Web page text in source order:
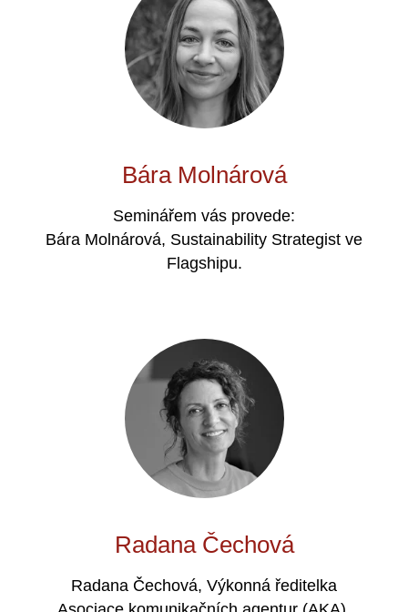
Bára Molnárová
Seminářem vás provede:
Bára Molnárová, Sustainability Strategist ve
Flagshipu.
Radana Čechová
Radana Čechová, Výkonná ředitelka